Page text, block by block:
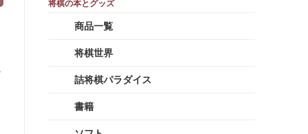
商品一覧
将棋世界
詰将棋パラダイス
書籍